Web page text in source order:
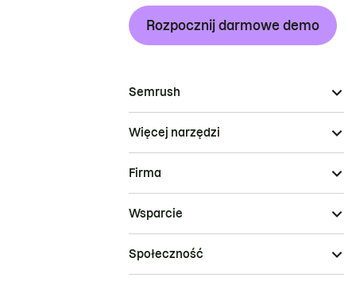
Rozpocznij darmowe demo
Semrush
Więcej narzędzi
Firma
Wsparcie
Społeczność